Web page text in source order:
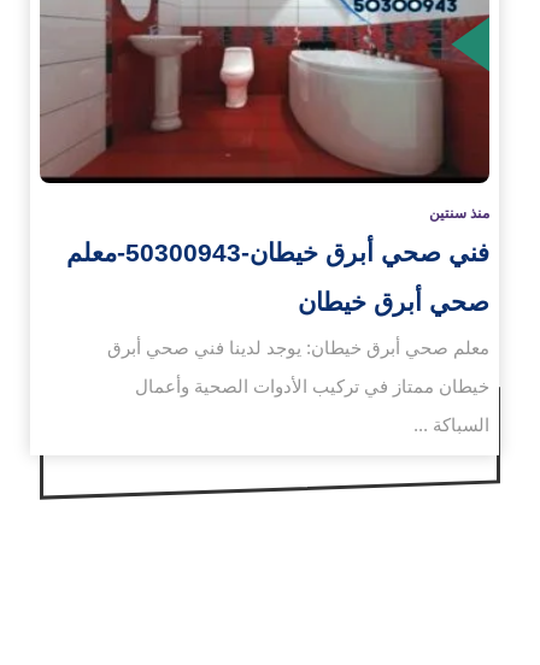
منذ سنتين
فني صحي أبرق خيطان-50300943-معلم
صحي أبرق خيطان
معلم صحي أبرق خيطان: يوجد لدينا فني صحي أبرق
خيطان ممتاز في تركيب الأدوات الصحية وأعمال
السباكة ...